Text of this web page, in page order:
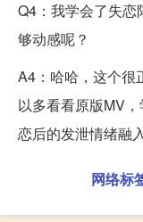
Q4：我学会了失恋
够动感呢？
A4：哈哈，这个很
以多看看原版MV
恋后的发泄情绪融
网络标